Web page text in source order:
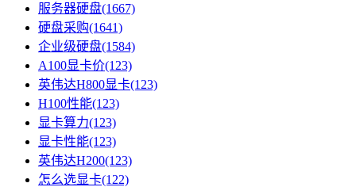
服务器硬盘(1667)
硬盘采购(1641)
企业级硬盘(1584)
A100显卡价(123)
英伟达H800显卡(123)
H100性能(123)
显卡算力(123)
显卡性能(123)
英伟达H200(123)
怎么选显卡(122)